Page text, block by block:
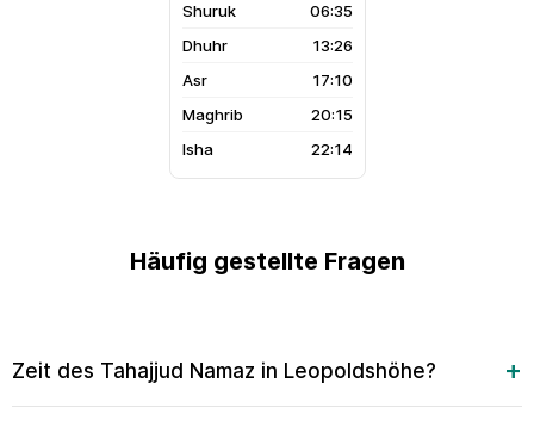
06:35
13:26
17:10
20:15
22:14
Häufig gestellte Fragen
Zeit des Tahajjud Namaz in Leopoldshöhe?